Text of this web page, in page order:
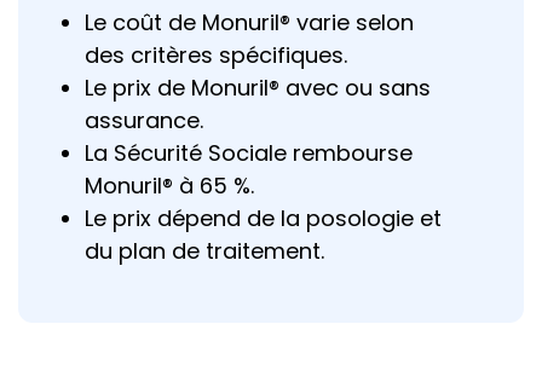
Le coût de Monuril® varie selon
des critères spécifiques.
Le prix de Monuril® avec ou sans
assurance.
La Sécurité Sociale rembourse
Monuril® à 65 %.
Le prix dépend de la posologie et
du plan de traitement.